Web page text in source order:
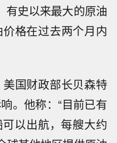
有史以来最大的原油
格在过去两个月内
国财政部长贝森特
。他称：“目前已有
以出航，每艘大约